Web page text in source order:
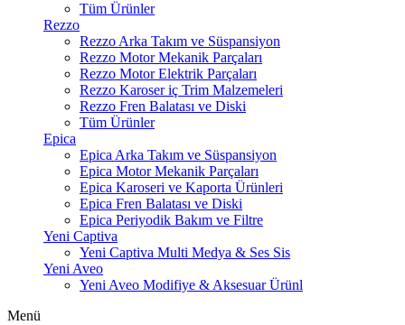
Tüm Ürünler
Rezzo
Rezzo Arka Takım ve Süspansiyon
Rezzo Motor Mekanik Parçaları
Rezzo Motor Elektrik Parçaları
Rezzo Karoser iç Trim Malzemeleri
Rezzo Fren Balatası ve Diski
Tüm Ürünler
Epica
Epica Arka Takım ve Süspansiyon
Epica Motor Mekanik Parçaları
Epica Karoseri ve Kaporta Ürünleri
Epica Fren Balatası ve Diski
Epica Periyodik Bakım ve Filtre
Yeni Captiva
Yeni Captiva Multi Medya & Ses Sis
Yeni Aveo
Yeni Aveo Modifiye & Aksesuar Ürünl
Menü